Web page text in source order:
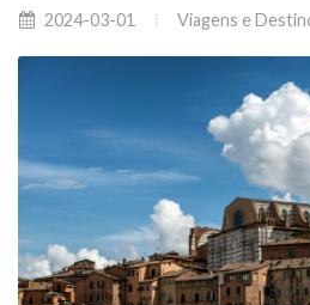
2024-03-01 Viagens e